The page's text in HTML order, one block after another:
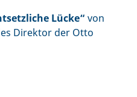
Lücke“ von
Direktor der Otto